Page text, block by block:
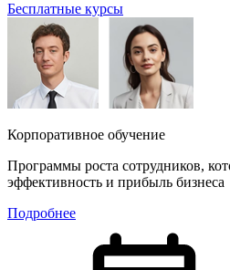
Бесплатные курсы
Корпоративное обучение
Программы роста сотрудников,
эффективность и прибыль бизнеса
Подробнее